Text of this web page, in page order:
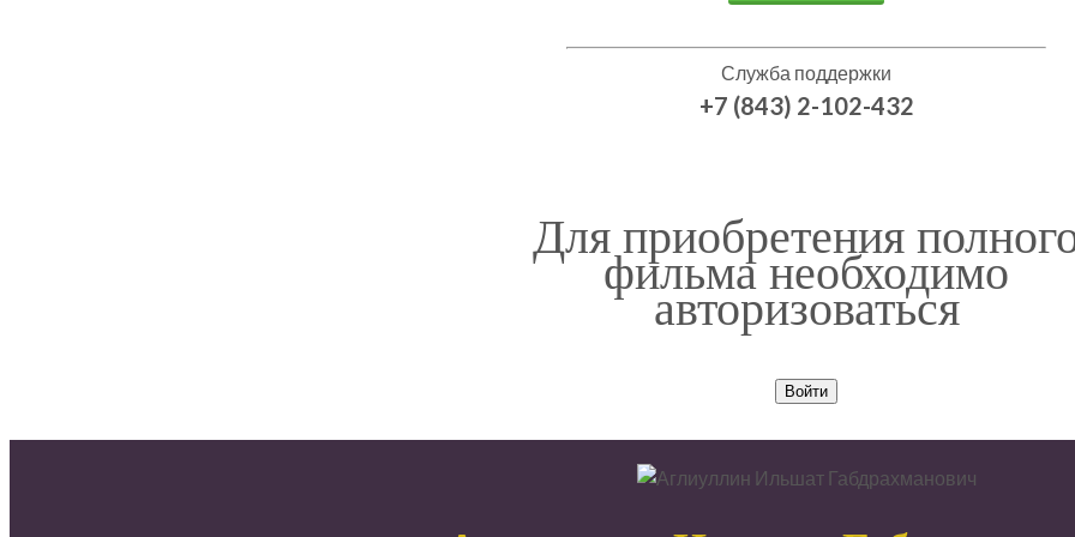
Служба поддержки
+7 (843) 2-102-432
Для приобретения
фильма необходимо
авторизоваться
Войти